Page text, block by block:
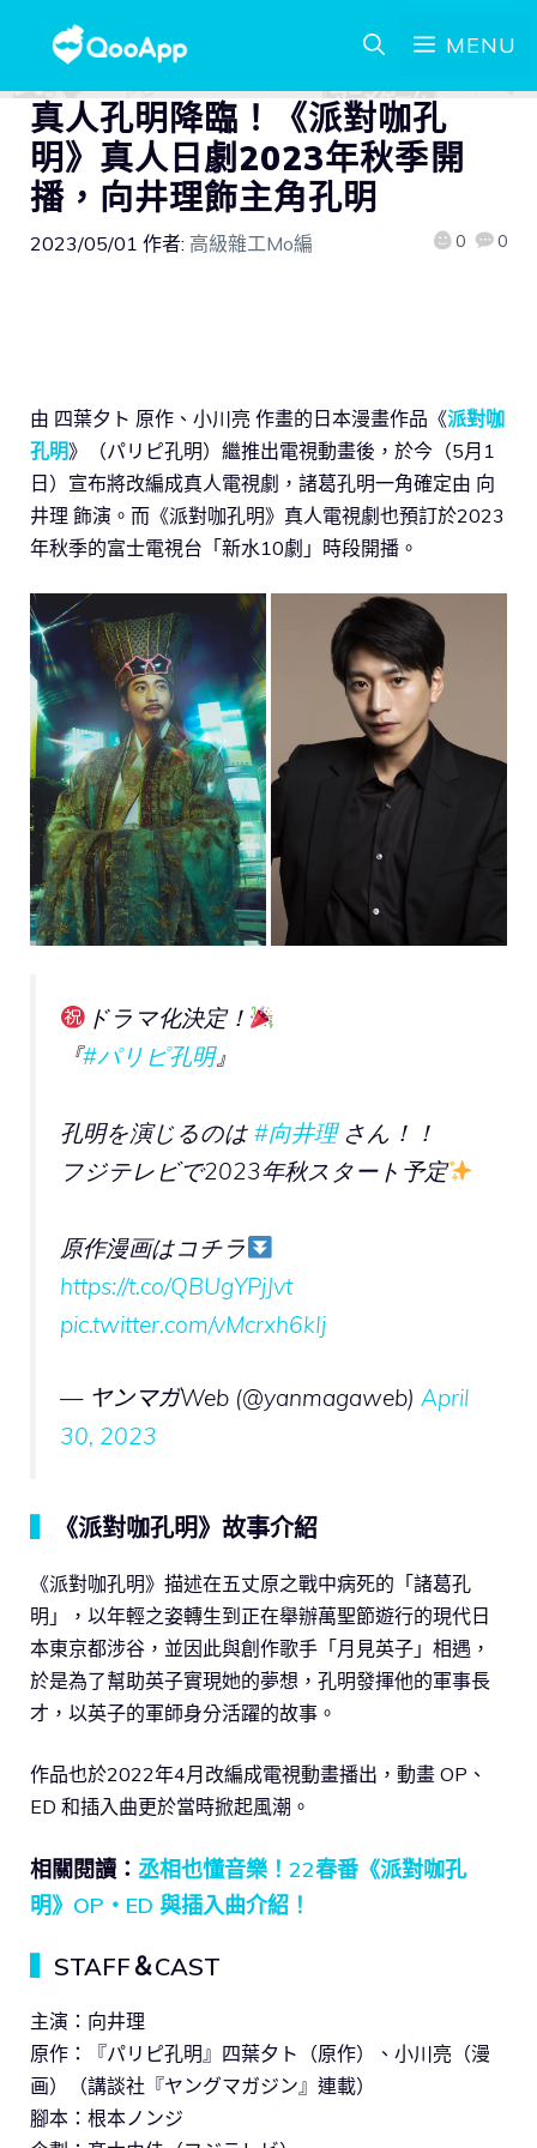
MENU
真人孔明降臨！《派對咖孔
明》真人日劇2023年秋季開
播，向井理飾主角孔明
2023/05/01 作者: 高級雜工Mo編 0 0
由 四葉夕ト 原作、小川亮 作畫的日本漫畫作品《派對咖
孔明》（パリピ孔明）繼推出電視動畫後，於今（5月1
日）宣布將改編成真人電視劇，諸葛孔明一角確定由 向
井理 飾演。而《派對咖孔明》真人電視劇也預訂於2023
年秋季的富士電視台「新水10劇」時段開播。
ドラマ化決定！
『#パリピ孔明』
孔明を演じるのは #向井理さん！！
フジテレビで2023年秋スタート予定
原作漫画はコチラ
https://t.co/QBUgYPjJvt
pic.twitter.com/vMcrxh6kIj
— ヤンマガWeb (@yanmagaweb) April
30, 2023
《派對咖孔明》故事介紹
《派對咖孔明》描述在五丈原之戰中病死的「諸葛孔
明」，以年輕之姿轉生到正在舉辦萬聖節遊行的現代日
本東京都涉谷，並因此與創作歌手「月見英子」相遇，
於是為了幫助英子實現她的夢想，孔明發揮他的軍事長
才，以英子的軍師身分活躍的故事。
作品也於2022年4月改編成電視動畫播出，動畫 OP、
ED 和插入曲更於當時掀起風潮。
相關閱讀： 丞相也懂音樂！22春番《派對咖孔
明》OP・ED 與插入曲介紹！
STAFF＆CAST
主演：向井理
原作：『パリピ孔明』四葉夕ト（原作）、小川亮（漫
画）（講談社『ヤングマガジン』連載）
腳本：根本ノンジ